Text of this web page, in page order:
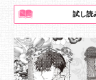
試し読